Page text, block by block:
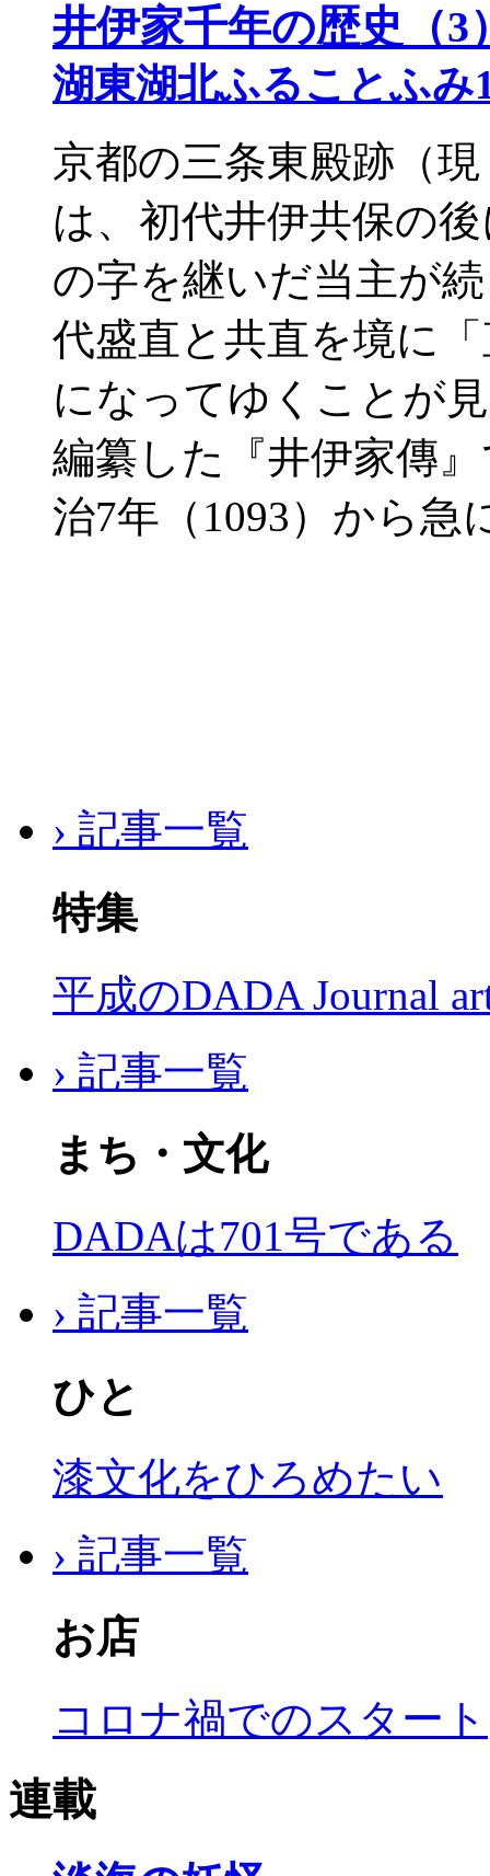
井伊家千年の歴史（3
湖東湖北ふることふみ
京都の三条東殿跡（
は、初代井伊共保の
の字を継いだ当主が
代盛直と共直を境に
になってゆくことが
編纂した『井伊家傳
治7年（1093）から
› 記事一覧
特集
平成のDADA Journal
› 記事一覧
まち・文化
DADAは701号である
› 記事一覧
ひと
漆文化をひろめたい
› 記事一覧
お店
コロナ禍でのスタート
連載